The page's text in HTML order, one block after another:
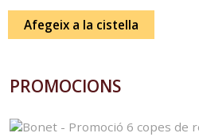
Afegeix a la cistella
PROMOCIONS